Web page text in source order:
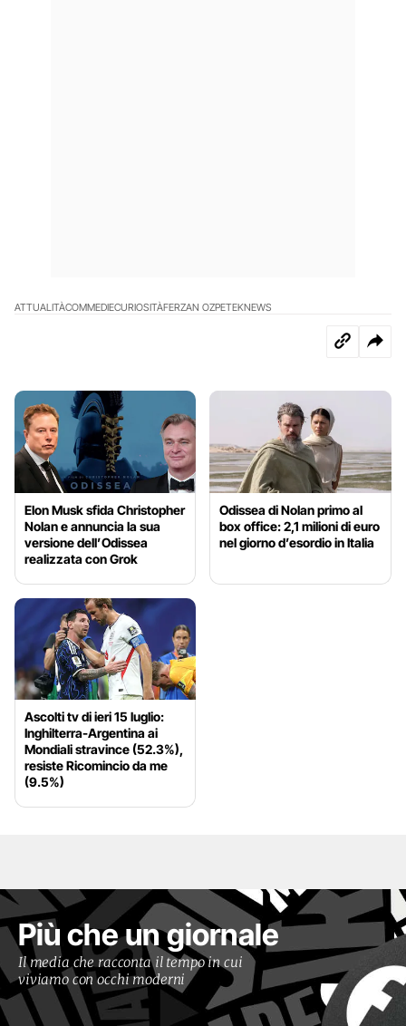
ATTUALITÀCOMMEDIECURIOSITÀFERZAN OZPETEKNEWS
Elon Musk sfida Christopher
Nolan e annuncia la sua
versione dell’Odissea
realizzata con Grok
Odissea di Nolan primo al
box office: 2,1 milioni di euro
nel giorno d’esordio in Italia
Ascolti tv di ieri 15 luglio:
Inghilterra-Argentina ai
Mondiali stravince (52.3%),
resiste Ricomincio da me
(9.5%)
Più che un giornale
Il media che racconta il tempo in cui
viviamo con occhi moderni